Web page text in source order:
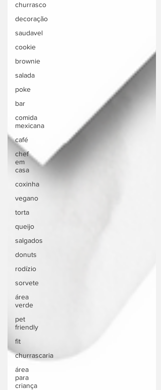
churrasco
decoração
saudavel
cookie
brownie
salada
poke
bar
comida
mexicana
café
chef
em
casa
coxinha
vegano
torta
queijo
salgados
donuts
rodízio
sorvete
área
verde
pet
friendly
fit
churrascaria
área
para
criança